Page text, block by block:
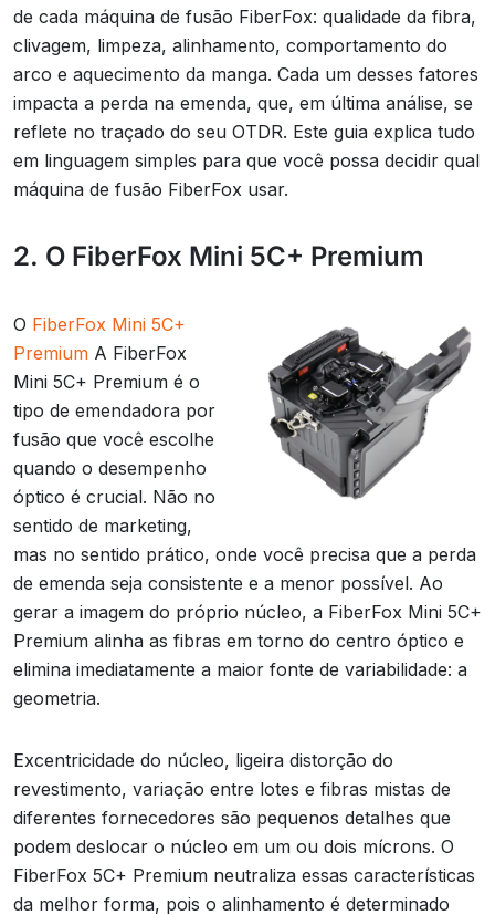
de cada máquina de fusão FiberFox: qualidade da fibra,
clivagem, limpeza, alinhamento, comportamento do
arco e aquecimento da manga. Cada um desses fatores
impacta a perda na emenda, que, em última análise, se
reflete no traçado do seu OTDR. Este guia explica tudo
em linguagem simples para que você possa decidir qual
máquina de fusão FiberFox usar.
2. O FiberFox Mini 5C+ Premium
O FiberFox Mini 5C+
Premium A FiberFox
Mini 5C+ Premium é o
tipo de emendadora por
fusão que você escolhe
quando o desempenho
óptico é crucial. Não no
sentido de marketing,
mas no sentido prático, onde você precisa que a perda
de emenda seja consistente e a menor possível. Ao
gerar a imagem do próprio núcleo, a FiberFox Mini 5C+
Premium alinha as fibras em torno do centro óptico e
elimina imediatamente a maior fonte de variabilidade: a
geometria.
Excentricidade do núcleo, ligeira distorção do
revestimento, variação entre lotes e fibras mistas de
diferentes fornecedores são pequenos detalhes que
podem deslocar o núcleo em um ou dois mícrons. O
FiberFox 5C+ Premium neutraliza essas características
da melhor forma, pois o alinhamento é determinado